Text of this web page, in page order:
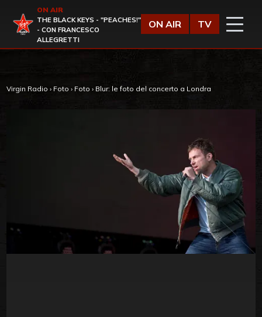
Virgin Radio
ON AIR
THE BLACK KEYS - "PEACHES!"
- CON FRANCESCO
ALLEGRETTI
ON AIR TV
Virgin Radio › Foto › Foto › Blur: le foto del concerto a Londra